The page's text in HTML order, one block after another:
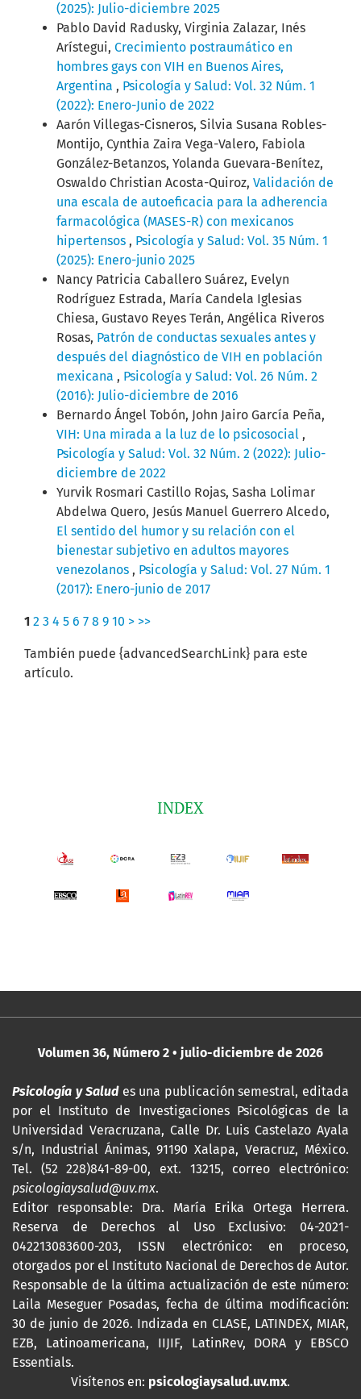
(2025): Julio-diciembre 2025
Pablo David Radusky, Virginia Zalazar, Inés
Arístegui, Crecimiento postraumático en
hombres gays con VIH en Buenos Aires,
Argentina , Psicología y Salud: Vol. 32 Núm. 1
(2022): Enero-Junio de 2022
Aarón Villegas-Cisneros, Silvia Susana Robles-
Montijo, Cynthia Zaira Vega-Valero, Fabiola
González-Betanzos, Yolanda Guevara-Benítez,
Oswaldo Christian Acosta-Quiroz, Validación de
una escala de autoeficacia para la adherencia
farmacológica (MASES-R) con mexicanos
hipertensos , Psicología y Salud: Vol. 35 Núm. 1
(2025): Enero-junio 2025
Nancy Patricia Caballero Suárez, Evelyn
Rodríguez Estrada, María Candela Iglesias
Chiesa, Gustavo Reyes Terán, Angélica Riveros
Rosas, Patrón de conductas sexuales antes y
después del diagnóstico de VIH en población
mexicana , Psicología y Salud: Vol. 26 Núm. 2
(2016): Julio-diciembre de 2016
Bernardo Ángel Tobón, John Jairo García Peña,
VIH: Una mirada a la luz de lo psicosocial ,
Psicología y Salud: Vol. 32 Núm. 2 (2022): Julio-
diciembre de 2022
Yurvik Rosmari Castillo Rojas, Sasha Lolimar
Abdelwa Quero, Jesús Manuel Guerrero Alcedo,
El sentido del humor y su relación con el
bienestar subjetivo en adultos mayores
venezolanos , Psicología y Salud: Vol. 27 Núm. 1
(2017): Enero-junio de 2017
1 2 3 4 5 6 7 8 9 10 > >>
También puede {advancedSearchLink} para este
artículo.
INDEX
Volumen 36, Número 2 • julio-diciembre de 2026
Psicología y Salud es una publicación semestral, editada
por el Instituto de Investigaciones Psicológicas de la
Universidad Veracruzana, Calle Dr. Luis Castelazo Ayala
s/n, Industrial Ánimas, 91190 Xalapa, Veracruz, México.
Tel. (52 228)841-89-00, ext. 13215, correo electrónico:
psicologiaysalud@uv.mx.
Editor responsable: Dra. María Erika Ortega Herrera.
Reserva de Derechos al Uso Exclusivo: 04-2021-
042213083600-203, ISSN electrónico: en proceso,
otorgados por el Instituto Nacional de Derechos de Autor.
Responsable de la última actualización de este número:
Laila Meseguer Posadas, fecha de última modificación:
30 de junio de 2026. Indizada en CLASE, LATINDEX, MIAR,
EZB, Latinoamericana, IIJIF, LatinRev, DORA y EBSCO
Essentials.
Visítenos en: psicologiaysalud.uv.mx.